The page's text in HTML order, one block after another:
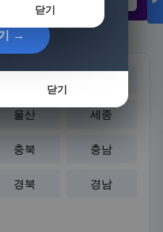
3,308원
울산 세종
충북 충남
경북 경남
닫기
→
닫기
→
닫기